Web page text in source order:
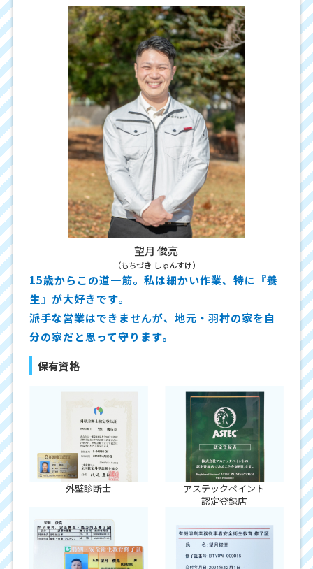
望月 俊亮
（もちづき しゅんすけ）
15歳からこの道一筋。私は細かい作業、特に『養
生』が大好きです。
派手な営業はできませんが、地元・羽村の家を自
分の家だと思って守ります。
保有資格
外壁診断士
アステックペイント
認定登録店